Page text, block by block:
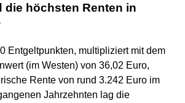
die höchsten Renten in
Entgeltpunkten, multipliziert mit dem
(im Westen) von 36,02 Euro,
Rente von rund 3.242 Euro im
Jahrzehnten lag die